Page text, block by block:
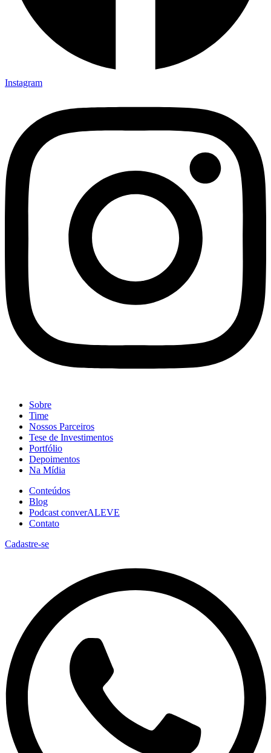
Instagram
Sobre
Time
Nossos Parceiros
Tese de Investimentos
Portfólio
Depoimentos
Na Mídia
Conteúdos
Blog
Podcast converALEVE
Contato
Cadastre-se